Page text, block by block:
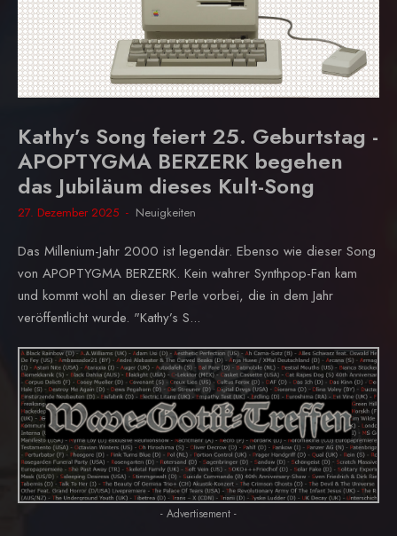
Kathy’s Song feiert 25. Geburtstag -
APOPTYGMA BERZERK begehen
das Jubiläum dieses Kult-Song
27. Dezember 2025 Neuigkeiten
Das Millenium-Jahr 2000 ist legendär. Ebenso wie dieser Song
von APOPTYGMA BERZERK. Kein wahrer Synthpop-Fan kam
und kommt wohl an dieser Perle vorbei, die in dem Jahr
veröffentlicht wurde. "Kathy’s S...
- Advertisement -